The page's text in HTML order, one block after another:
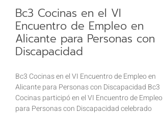
Bc3 Cocinas en el VI
Encuentro de Empleo en
Alicante para Personas con
Discapacidad
Bc3 Cocinas en el VI Encuentro de Empleo en
Alicante para Personas con Discapacidad Bc3
Cocinas participó en el VI Encuentro de Empleo
para Personas con Discapacidad celebrado